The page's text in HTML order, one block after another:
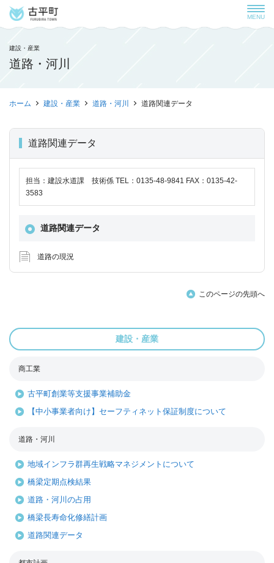
MENU
建設・産業
道路・河川
ホーム 建設・産業 道路・河川 道路関連データ
道路関連データ
担当：建設水道課 技術係 TEL：0135-48-9841 FAX：0135-42-
3583
道路関連データ
道路の現況
このページの先頭へ
建設・産業
商工業
古平町創業等支援事業補助金
【中小事業者向け】セーフティネット保証制度について
道路・河川
地域インフラ群再生戦略マネジメントについて
橋梁定期点検結果
道路・河川の占用
橋梁長寿命化修繕計画
道路関連データ